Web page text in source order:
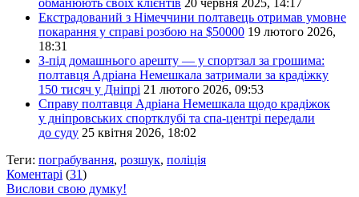
обманюють своїх клієнтів 20 червня 2025, 14:17
Екстрадований з Німеччини полтавець отримав умовне
покарання у справі розбою на $50000 19 лютого 2026,
18:31
З-під домашнього арешту — у спортзал за грошима:
полтавця Адріана Немешкала затримали за крадіжку
150 тисяч у Дніпрі 21 лютого 2026, 09:53
Справу полтавця Адріана Немешкала щодо крадіжок
у дніпровських спортклубі та спа-центрі передали
до суду 25 квітня 2026, 18:02
Теги: пограбування, розшук, поліція
Коментарі (31)
Вислови свою думку!